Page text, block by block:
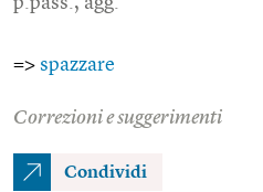
=> spazzare
Correzioni e suggerimenti
Condividi